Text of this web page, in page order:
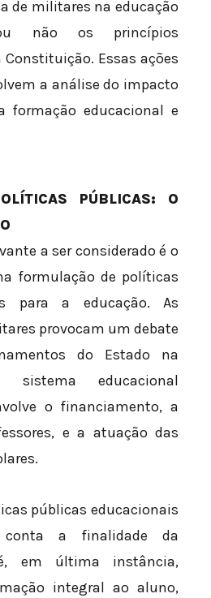
de militares na educação
não os princípios
Essas ações
a análise do impacto
formação educacional e
PÚBLICAS: O
a ser considerado é o
formulação de políticas
para a educação. As
provocam um debate
do Estado na
sistema educacional
o financiamento, a
e a atuação das
públicas educacionais
a finalidade da
em última instância,
integral ao aluno,